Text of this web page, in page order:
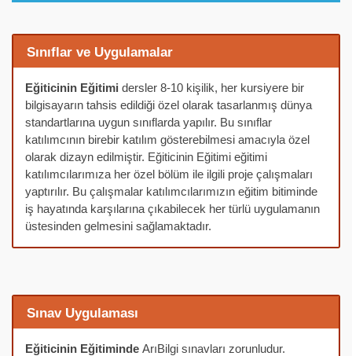
Sınıflar ve Uygulamalar
Eğiticinin Eğitimi dersler 8-10 kişilik, her kursiyere bir
bilgisayarın tahsis edildiği özel olarak tasarlanmış dünya
standartlarına uygun sınıflarda yapılır. Bu sınıflar
katılımcının birebir katılım gösterebilmesi amacıyla özel
olarak dizayn edilmiştir. Eğiticinin Eğitimi eğitimi
katılımcılarımıza her özel bölüm ile ilgili proje çalışmaları
yaptırılır. Bu çalışmalar katılımcılarımızın eğitim bitiminde
iş hayatında karşılarına çıkabilecek her türlü uygulamanın
üstesinden gelmesini sağlamaktadır.
Sınav Uygulaması
Eğiticinin Eğitiminde ArıBilgi sınavları zorunludur.